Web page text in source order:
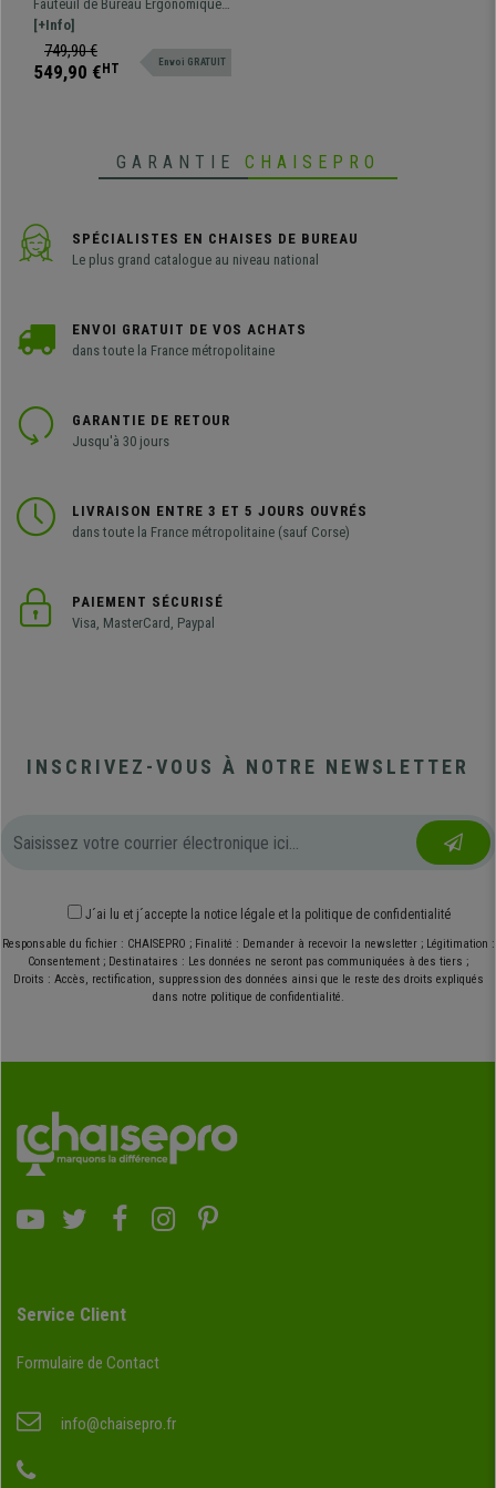
Utilisation 8 H, en Tissu et
Maille, Vert
Fauteuil de Bureau Ergonomique
trés confortable, parfaite pour une
utilisation intensive. Support
lombaire et accoudoirs
[+Info]
749,90 €
549,90 € HT Envoi GRATUIT
GARANTIE CHAISEPRO
SPÉCIALISTES EN CHAISES DE BUREAU
Le plus grand catalogue au niveau national
ENVOI GRATUIT DE VOS ACHATS
dans toute la France métropolitaine
GARANTIE DE RETOUR
Jusqu'à 30 jours
LIVRAISON ENTRE 3 ET 5 JOURS OUVRÉS
dans toute la France métropolitaine (sauf Corse)
PAIEMENT SÉCURISÉ
Visa, MasterCard, Paypal
INSCRIVEZ-VOUS À NOTRE NEWSLETTER
J´ai lu et j´accepte la notice légale et la politique de confidentialité
Responsable du fichier : CHAISEPRO ; Finalité : Demander à recevoir la newsletter ; Légitimation :
Consentement ; Destinataires : Les données ne seront pas communiquées à des tiers ;
Droits : Accès, rectification, suppression des données ainsi que le reste des droits expliqués
dans notre politique de confidentialité.
Service Client
Formulaire de Contact
info@chaisepro.fr